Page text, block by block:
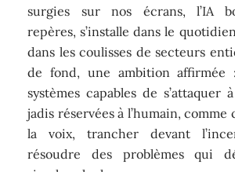
surgies sur nos écrans, l’IA
repères, s’installe dans le
dans les coulisses de secteurs
de fond, une ambition affirmée
systèmes capables de s’attaquer
jadis réservées à l’humain,
la voix, trancher devant
résoudre des problèmes qui